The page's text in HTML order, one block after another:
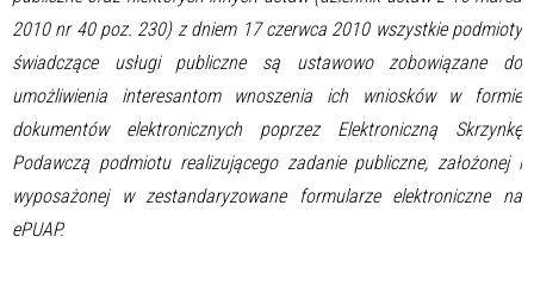
2010 nr 40 poz. 230) z dniem 17 czerwca 2010 wszystkie podmioty
świadczące usługi publiczne są ustawowo zobowiązane do
umożliwienia interesantom wnoszenia ich wniosków w formie
dokumentów elektronicznych poprzez Elektroniczną Skrzynkę
Podawczą podmiotu realizującego zadanie publiczne, założonej i
wyposażonej w zestandaryzowane formularze elektroniczne na
ePUAP.